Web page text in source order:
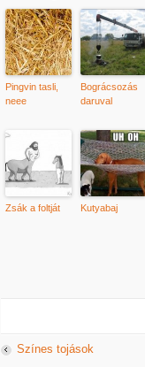
Pingvin tasli,
neee
Bográcsozás
daruval
Zsák a foltját Kutyabaj
Színes tojások